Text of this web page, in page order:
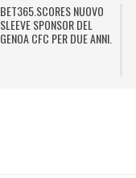
BET365.SCORES NUOVO
SLEEVE SPONSOR DEL
GENOA CFC PER DUE ANNI.